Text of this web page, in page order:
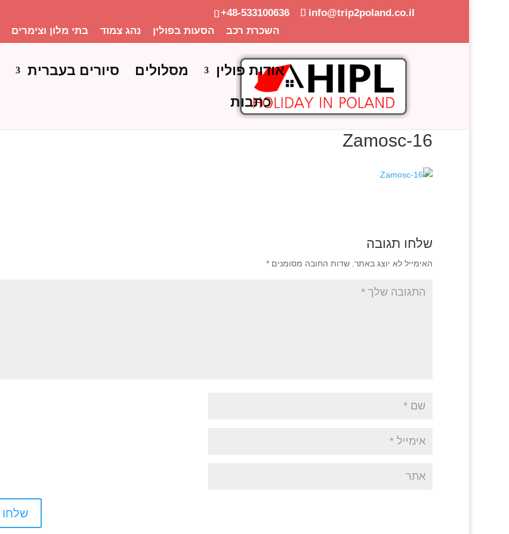
+48-533100636
info@trip2poland.co.il
השכרת רכב
הסעות בפולין נהג צמוד בתי מלון וצימרים
אודות פולין מסלולים סיורים בעברית
כתבות
Zamosc-16
שלחו תגובה
האימייל לא יוצג באתר. שדות החובה מסומנים *